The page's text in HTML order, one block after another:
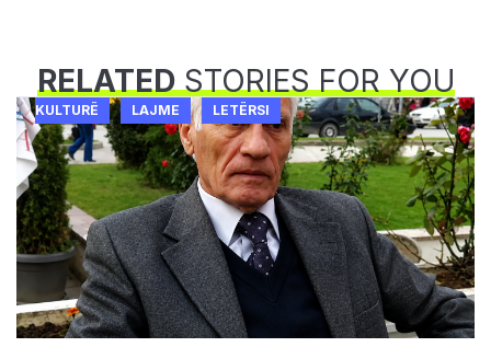
RELATEDSTORIES FOR YOU
KULTURË LAJME LETËRSI